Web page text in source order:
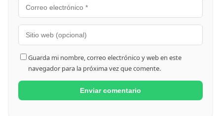
Guarda mi nombre, correo electrónico y web en este
navegador para la próxima vez que comente.